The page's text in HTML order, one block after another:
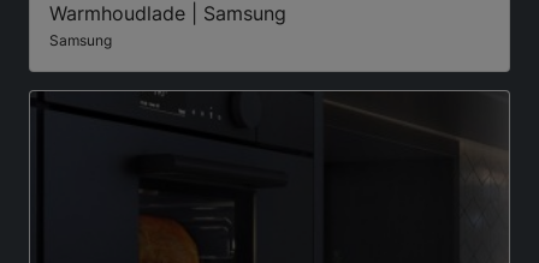
Warmhoudlade | Samsung
Samsung